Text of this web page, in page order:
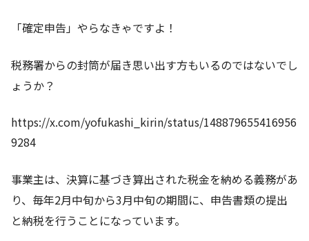
「確定申告」やらなきゃですよ！
税務署からの封筒が届き思い出す方もいるのではないでし
ょうか？
https://x.com/yofukashi_kirin/status/148879655416956
9284
事業主は、決算に基づき算出された税金を納める義務があ
り、毎年2月中旬から3月中旬の期間に、申告書類の提出
と納税を行うことになっています。